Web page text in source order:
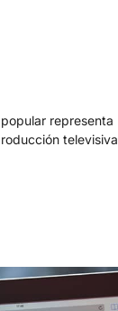
representa
televisiva